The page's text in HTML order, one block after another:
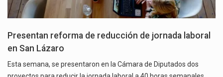
Presentan reforma de reducción de jornada laboral
en San Lázaro
Esta semana, se presentaron en la Cámara de Diputados dos